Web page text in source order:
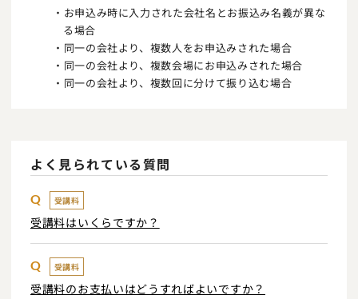
お申込み時に入力された会社名とお振込み名義が異な
る場合
同一の会社より、複数人をお申込みされた場合
同一の会社より、複数会場にお申込みされた場合
同一の会社より、複数回に分けて振り込む場合
よく見られている質問
Q 受講料
受講料はいくらですか？
Q 受講料
受講料のお支払いはどうすればよいですか？